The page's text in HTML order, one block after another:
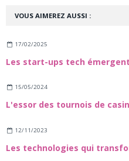
VOUS AIMEREZ AUSSI :
17/02/2025
Les start-ups tech
15/05/2024
L'essor des tournois de
12/11/2023
Les technologies qui